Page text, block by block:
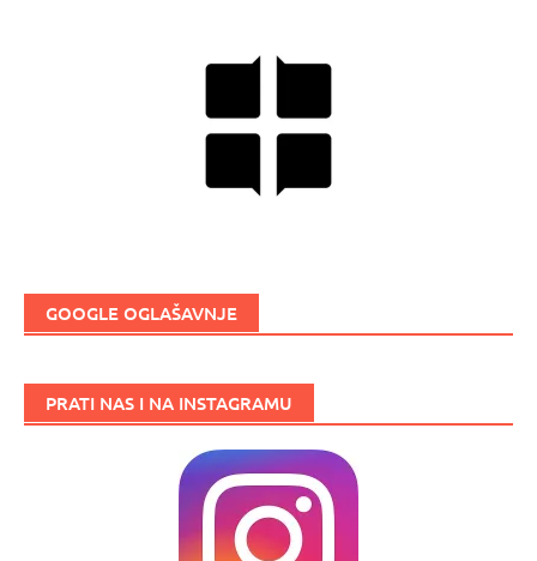
GOOGLE OGLAŠAVNJE
PRATI NAS I NA INSTAGRAMU